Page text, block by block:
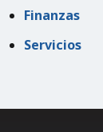
Finanzas
Servicios